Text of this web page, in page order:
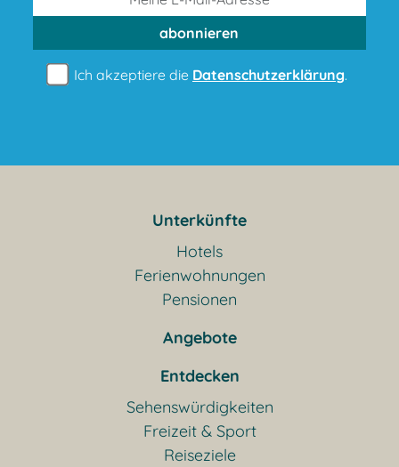
abonnieren
Ich akzeptiere die Datenschutzerklärung.
Unterkünfte
Hotels
Ferienwohnungen
Pensionen
Angebote
Entdecken
Sehenswürdigkeiten
Freizeit & Sport
Reiseziele